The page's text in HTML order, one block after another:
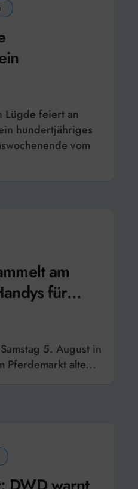
hundertjähriges
vom
am
für
Pferdemarkt alte...